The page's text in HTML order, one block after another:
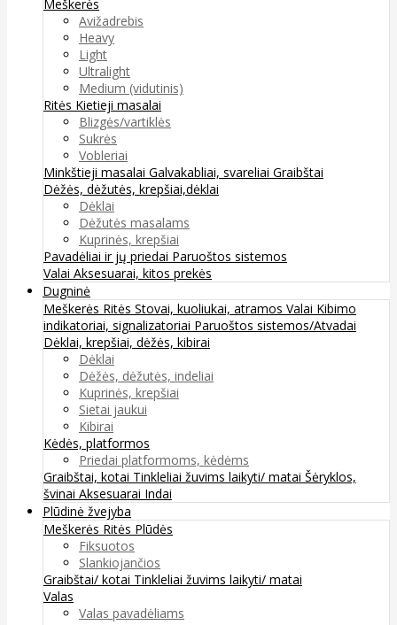
Meškerės
Avižadrebis
Heavy
Light
Ultralight
Medium (vidutinis)
Ritės Kietieji masalai
Blizgės/vartiklės
Sukrės
Vobleriai
Minkštieji masalai Galvakabliai, svareliai Graibštai
Dėžės, dėžutės, krepšiai,dėklai
Dėklai
Dėžutės masalams
Kuprinės, krepšiai
Pavadėliai ir jų priedai Paruoštos sistemos
Valai Aksesuarai, kitos prekės
Dugninė
Meškerės Ritės Stovai, kuoliukai, atramos Valai Kibimo
indikatoriai, signalizatoriai Paruoštos sistemos/Atvadai
Dėklai, krepšiai, dėžės, kibirai
Dėklai
Dėžės, dėžutės, indeliai
Kuprinės, krepšiai
Sietai jaukui
Kibirai
Kėdės, platformos
Priedai platformoms, kėdėms
Graibštai, kotai Tinkleliai žuvims laikyti/ matai Šėryklos,
švinai Aksesuarai Indai
Plūdinė žvejyba
Meškerės Ritės Plūdės
Fiksuotos
Slankiojančios
Graibštai/ kotai Tinkleliai žuvims laikyti/ matai
Valas
Valas pavadėliams